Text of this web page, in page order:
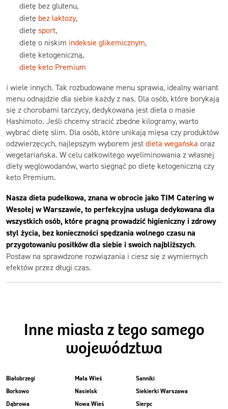
dietę bez glutenu,
dietę bez laktozy,
dietę sport,
dietę o niskim indeksie glikemicznym,
dietę ketogeniczną,
dietę keto Premium
i wiele innych. Tak rozbudowane menu sprawia, idealny wariant
menu odnajdzie dla siebie każdy z nas. Dla osób, które borykają
się z chorobami tarczycy, dedykowana jest dieta o masie
Hashimoto. Jeśli chcemy stracić zbędne kilogramy, warto
wybrać dietę slim. Dla osób, które unikają mięsa czy produktów
odzwierzęcych, najlepszym wyborem jest dieta wegańska oraz
wegetariańska. W celu całkowitego wyeliminowania z własnej
diety węglowodanów, warto sięgnąć po dietę ketogeniczną czy
keto Premium.
Nasza dieta pudełkowa, znana w obrocie jako TIM Catering w
Wesołej w Warszawie, to perfekcyjna usługa dedykowana dla
wszystkich osób, które pragną prowadzić higieniczny i zdrowy
styl życia, bez konieczności spędzania wolnego czasu na
przygotowaniu posiłków dla siebie i swoich najbliższych.
Postaw na sprawdzone rozwiązania i ciesz się z wymiernych
efektów przez długi czas.
Inne miasta z tego samego
województwa
Białobrzegi
Borkowo
Dąbrowa
Mała Wieś
Nasielsk
Nowa Wieś
Sanniki
Siekierki Warszawa
Sierpc